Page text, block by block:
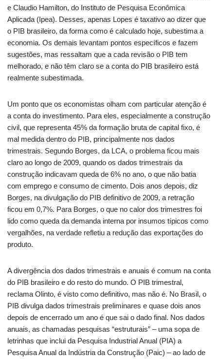
e Claudio Hamilton, do Instituto de Pesquisa Econômica
Aplicada (Ipea). Desses, apenas Lopes é taxativo ao dizer que
o PIB brasileiro, da forma como é calculado hoje, subestima a
economia. Os demais levantam pontos específicos e fazem
sugestões, mas ressaltam que a cada revisão o PIB tem
melhorado, e não têm claro se a conta do PIB brasileiro está
realmente subestimada.
Um ponto que os economistas olham com particular atenção é
a conta do investimento. Para eles, especialmente a construção
civil, que representa 45% da formação bruta de capital fixo, é
mal medida dentro do PIB, principalmente nos dados
trimestrais. Segundo Borges, da LCA, o problema ficou mais
claro ao longo de 2009, quando os dados trimestrais da
construção indicavam queda de 6% no ano, o que não batia
com emprego e consumo de cimento. Dois anos depois, diz
Borges, na divulgação do PIB definitivo de 2009, a retração
ficou em 0,7%. Para Borges, o que no calor dos trimestres foi
lido como queda da demanda interna por insumos típicos como
vergalhões, na verdade refletiu a redução das exportações do
produto.
A divergência dos dados trimestrais e anuais é comum na conta
do PIB brasileiro e do resto do mundo. O PIB trimestral,
reclama Olinto, é visto como definitivo, mas não é. No Brasil, o
PIB divulga dados trimestrais preliminares e quase dois anos
depois de encerrado um ano é que sai o dado final. Nos dados
anuais, as chamadas pesquisas “estruturais” – uma sopa de
letrinhas que inclui da Pesquisa Industrial Anual (PIA) a
Pesquisa Anual da Indústria da Construção (Paic) – ao lado de